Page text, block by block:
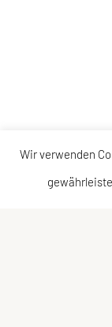
Wir verwenden